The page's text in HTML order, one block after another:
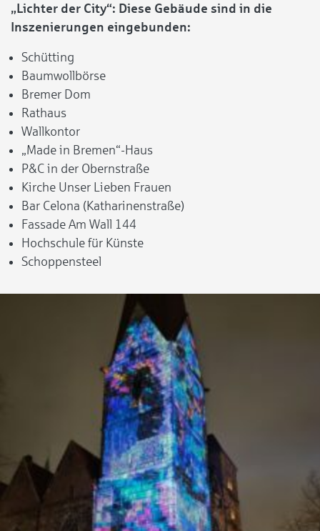
„Lichter der City“: Diese Gebäude sind in die
Inszenierungen eingebunden:
Schütting
Baumwollbörse
Bremer Dom
Rathaus
Wallkontor
„Made in Bremen“-Haus
P&C in der Obernstraße
Kirche Unser Lieben Frauen
Bar Celona (Katharinenstraße)
Fassade Am Wall 144
Hochschule für Künste
Schoppensteel